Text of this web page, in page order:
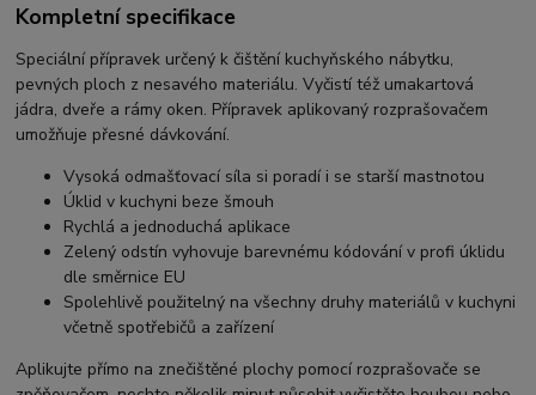
Kompletní specifikace
Speciální přípravek určený k čištění kuchyňského nábytku,
pevných ploch z nesavého materiálu. Vyčistí též umakartová
jádra, dveře a rámy oken. Přípravek aplikovaný rozprašovačem
umožňuje přesné dávkování.
Vysoká odmašťovací síla si poradí i se starší mastnotou
Úklid v kuchyni beze šmouh
Rychlá a jednoduchá aplikace
Zelený odstín vyhovuje barevnému kódování v profi úklidu
dle směrnice EU
Spolehlivě použitelný na všechny druhy materiálů v kuchyni
včetně spotřebičů a zařízení
Aplikujte přímo na znečištěné plochy pomocí rozprašovače se